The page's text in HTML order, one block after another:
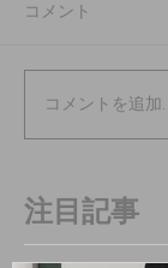
コメント
コメントを追加…
注目記事